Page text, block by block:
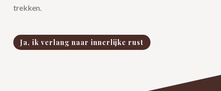
trekken.
Ja, ik verlang naar innerlijke rust